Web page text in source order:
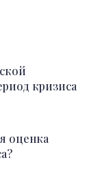
кризиса
оценка